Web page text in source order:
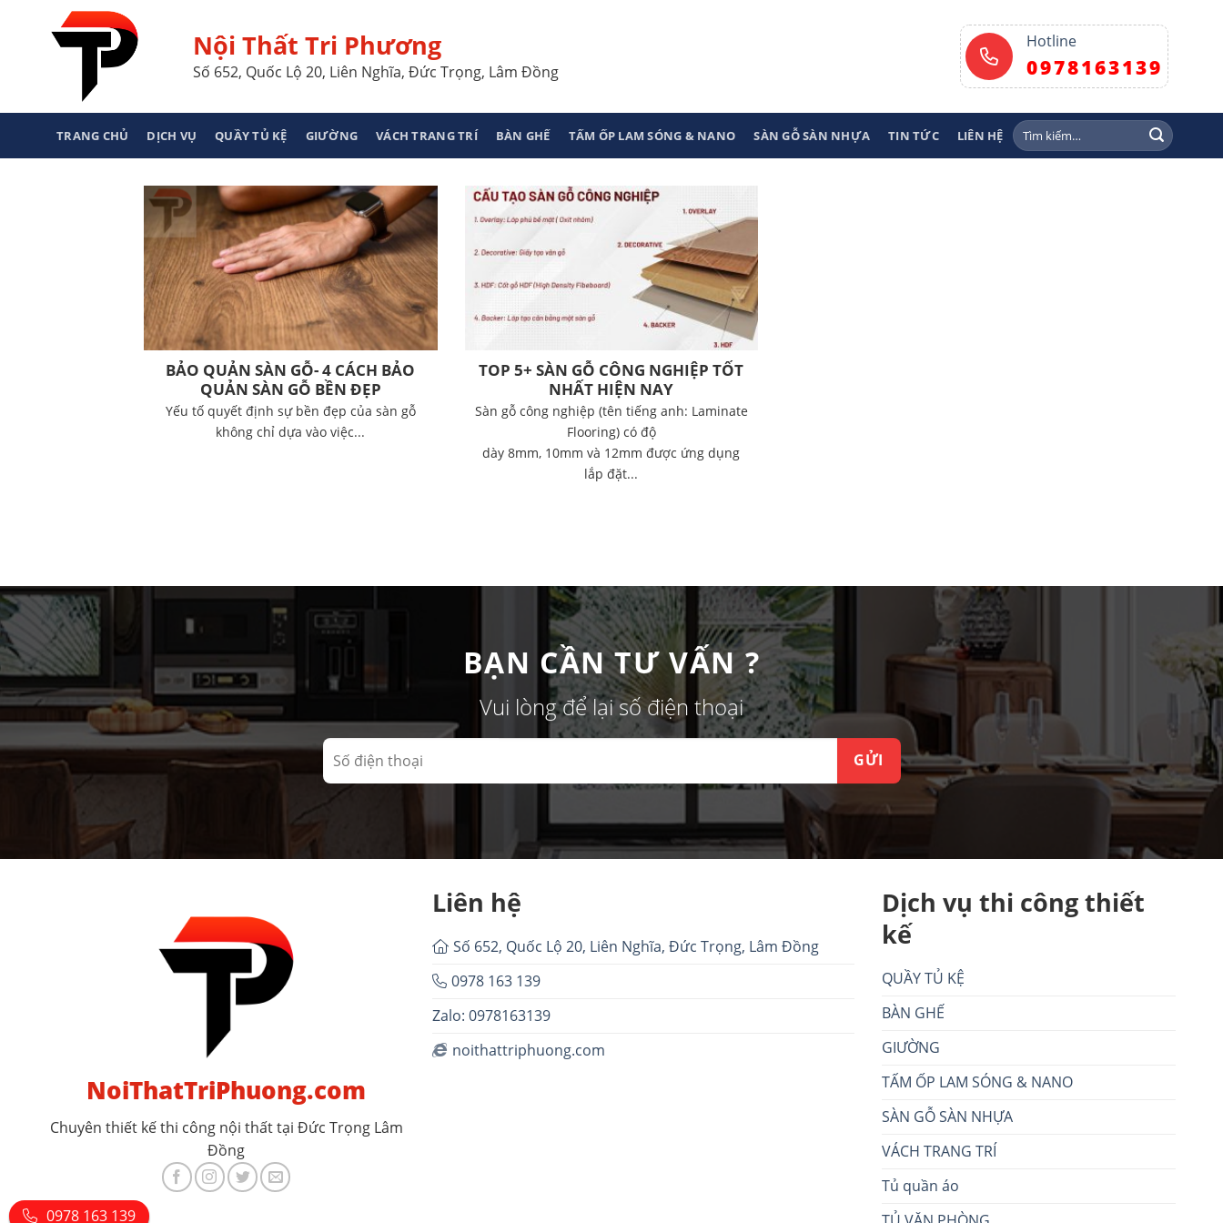
Nội Thất Tri Phương
Số 652, Quốc Lộ 20, Liên Nghĩa, Đức Trọng, Lâm Đồng
Hotline
0978163139
TRANG CHỦ DỊCH VỤ QUẦY TỦ KỆ GIƯỜNG VÁCH TRANG TRÍ BÀN GHẾ TẤM ỐP LAM SÓNG & NANO SÀN GỖ SÀN NHỰA TIN TỨC LIÊN HỆ
Tìm
kiếm:
BẢO QUẢN SÀN GỖ- 4 CÁCH BẢO
QUẢN SÀN GỖ BỀN ĐẸP
Yếu tố quyết định sự bền đẹp của sàn gỗ
không chỉ dựa vào việc...
TOP 5+ SÀN GỖ CÔNG NGHIỆP TỐT
NHẤT HIỆN NAY
Sàn gỗ công nghiệp (tên tiếng anh: Laminate
Flooring) có độ
dày 8mm, 10mm và 12mm được ứng dụng
lắp đặt...
BẠN CẦN TƯ VẤN ?
Vui lòng để lại số điện thoại
NoiThatTriPhuong.com
Chuyên thiết kế thi công nội thất tại Đức Trọng Lâm
Đồng
Liên hệ
Số 652, Quốc Lộ 20, Liên Nghĩa, Đức Trọng, Lâm Đồng
0978 163 139
Zalo: 0978163139
noithattriphuong.com
Dịch vụ thi công thiết
kế
QUẦY TỦ KỆ
BÀN GHẾ
GIƯỜNG
TẤM ỐP LAM SÓNG & NANO
SÀN GỖ SÀN NHỰA
VÁCH TRANG TRÍ
Tủ quần áo
0978 163 139